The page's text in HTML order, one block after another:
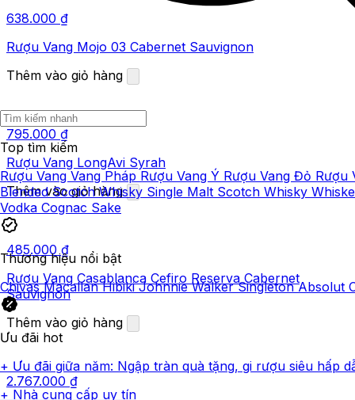
Top tìm kiếm
Rượu Vang Vang Pháp Rượu Vang Ý Rượu Vang Đỏ Rượu
Blended Scotch Whisky Single Malt Scotch Whisky
Vodka Cognac Sake
Thương hiệu nổi bật
ChivasMacallanHibikiJohnnie WalkerSingletonAbsolut
Ưu đãi hot
+ Ưu đãi giữa năm: Ngập tràn quà tặng, gi rượu siêu hấp
+ Nhà cung cấp uy tín
638.000 ₫
Rượu Vang Mojo 03 Cabernet Sauvignon
Thêm vào giỏ hàng
795.000 ₫
Rượu Vang LongAvi Syrah
Thêm vào giỏ hàng
485.000₫
Rượu Vang Casablanca Cefiro Reserva Cabernet
Sauvignon
Thêm vào giỏ hàng
2.767.000 ₫